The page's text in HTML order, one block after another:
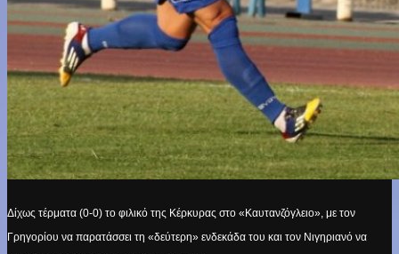
Δίχως τέρματα (0-0) το φιλικό της Κέρκυρας στο «Καυτανζόγλειο», με τον
Γρηγορίου να παρατάσσει τη «δεύτερη» ενδεκάδα του και τον Νιγηριανό να